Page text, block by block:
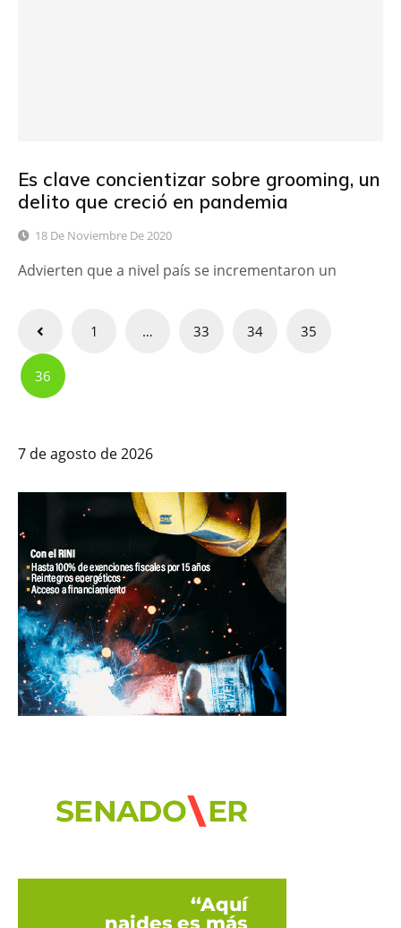
Es clave concientizar sobre grooming, un
delito que creció en pandemia
18 De Noviembre De 2020
Advierten que a nivel país se incrementaron un
Paginación
de
entradas
1 … 33 34 35
36
7 de agosto de 2026